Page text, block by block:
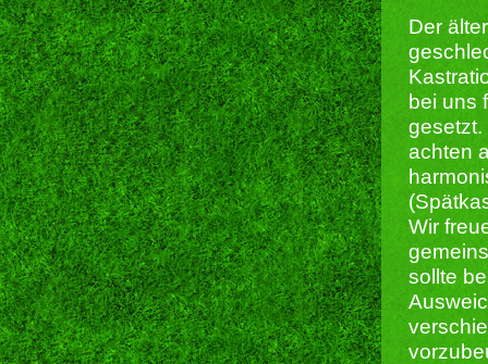
Der
bei uns
gesetzt.
achten
Wir
sollte